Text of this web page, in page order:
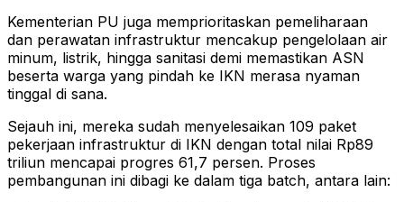
Kementerian PU juga memprioritaskan pemeliharaan
dan perawatan infrastruktur mencakup pengelolaan air
minum, listrik, hingga sanitasi demi memastikan ASN
beserta warga yang pindah ke IKN merasa nyaman
tinggal di sana.
Sejauh ini, mereka sudah menyelesaikan 109 paket
pekerjaan infrastruktur di IKN dengan total nilai Rp89
triliun mencapai progres 61,7 persen. Proses
pembangunan ini dibagi ke dalam tiga batch, antara lain: